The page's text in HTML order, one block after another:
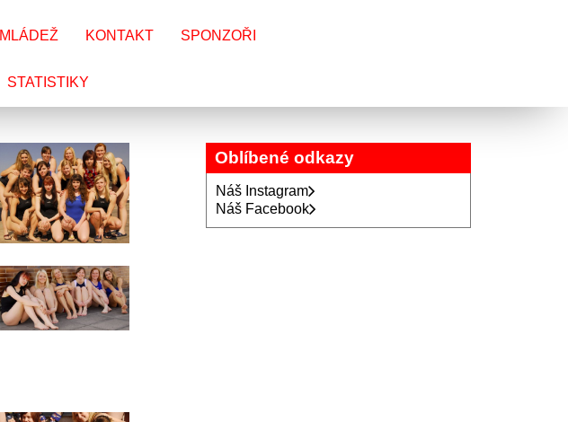
MLÁDEŽ KONTAKT SPONZOŘI
STATISTIKY
Oblíbené odkazy
Náš Instagram
Náš Facebook